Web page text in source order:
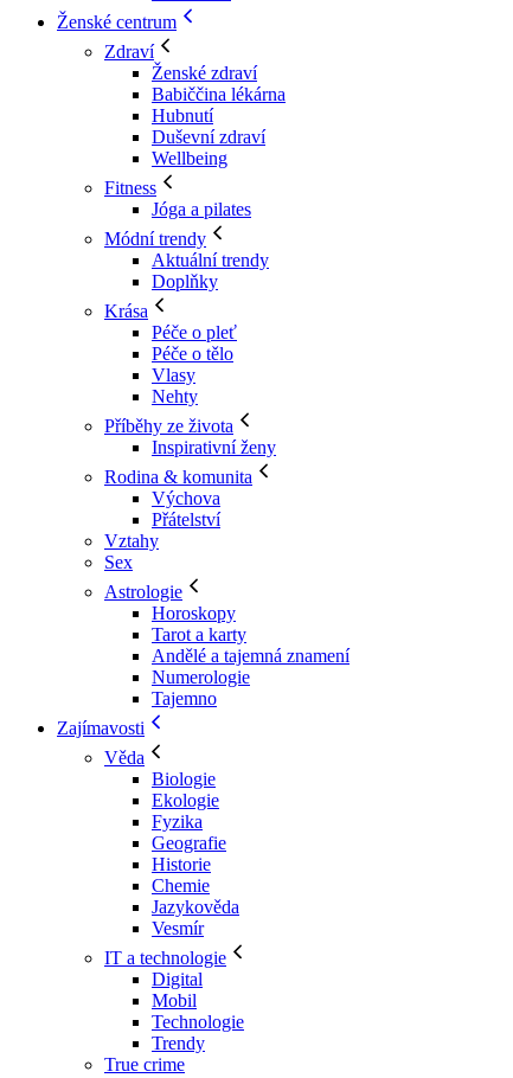
Ženské centrum
Zdraví
Ženské zdraví
Babiččina lékárna
Hubnutí
Duševní zdraví
Wellbeing
Fitness
Jóga a pilates
Módní trendy
Aktuální trendy
Doplňky
Krása
Péče o pleť
Péče o tělo
Vlasy
Nehty
Příběhy ze života
Inspirativní ženy
Rodina & komunita
Výchova
Přátelství
Vztahy
Sex
Astrologie
Horoskopy
Tarot a karty
Andělé a tajemná znamení
Numerologie
Tajemno
Zajímavosti
Věda
Biologie
Ekologie
Fyzika
Geografie
Historie
Chemie
Jazykověda
Vesmír
IT a technologie
Digital
Mobil
Technologie
Trendy
True crime